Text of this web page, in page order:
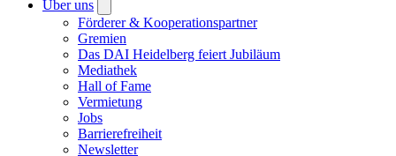
Über uns
submenu
Förderer & Kooperationspartner
Gremien
Das DAI Heidelberg feiert Jubiläum
Mediathek
Hall of Fame
Vermietung
Jobs
Barrierefreiheit
Newsletter